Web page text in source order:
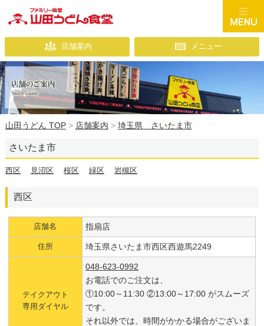
店舗案内 メニュー
山田うどん TOP > 店舗案内 > 埼玉県 さいたま市
さいたま市
西区 見沼区 桜区 緑区 岩槻区
西区
店舗名 指扇店
住所 埼玉県さいたま市西区西遊馬2249
テイクアウト
専用ダイヤル
048-623-0992
お電話でのご注文は、
①10:00～11:30 ②13:00～17:00 がスムーズ
です。
それ以外では、時間がかかる場合がございま